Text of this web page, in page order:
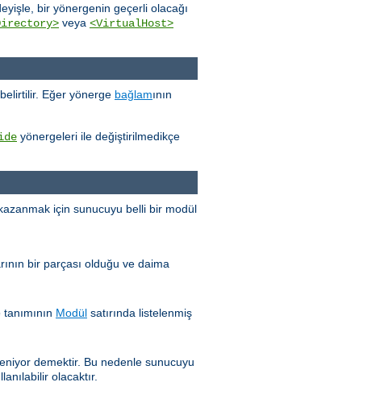
bir yönergenin geçerli olacağı
veya <VirtualHost>
Eğer yönerge bağlamının
yönergeleri ile değiştirilmedikçe
için sunucuyu belli bir modül
bir parçası olduğu ve daima
Modül satırında listelenmiş
demektir. Bu nedenle sunucuyu
olacaktır.